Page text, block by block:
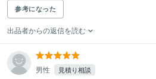
参考になった
出品者からの返信を読む
男性 見積り相談